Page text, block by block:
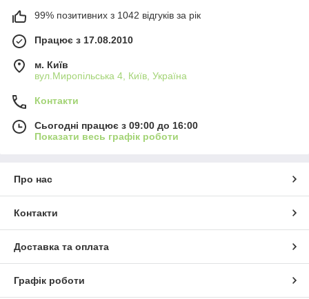
99% позитивних з 1042 відгуків за рік
Працює з 17.08.2010
м. Київ
вул.Миропільська 4, Київ, Україна
Контакти
Сьогодні працює з 09:00 до 16:00
Показати весь графік роботи
Про нас
Контакти
Доставка та оплата
Графік роботи